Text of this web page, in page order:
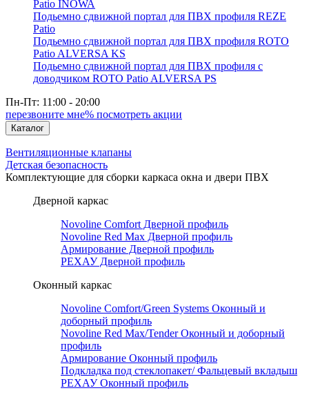
Patio INOWA
Подьемно сдвижной портал для ПВХ профиля REZE
Patio
Подьемно сдвижной портал для ПВХ профиля ROTO
Patio ALVERSA KS
Подьемно сдвижной портал для ПВХ профиля с
доводчиком ROTO Patio ALVERSA PS
Пн-Пт: 11:00 - 20:00
перезвоните мне% посмотреть акции
Каталог
Вентиляционные клапаны
Детская безопасность
Комплектующие для сборки каркаса окна и двери ПВХ
Дверной каркас
Novoline Comfort Дверной профиль
Novoline Red Мax Дверной профиль
Армирование Дверной профиль
РЕХАУ Дверной профиль
Оконный каркас
Novoline Comfort/Green Systems Оконный и
доборный профиль
Novoline Red Max/Tender Оконный и доборный
профиль
Армирование Оконный профиль
Подкладка под стеклопакет/ Фальцевый вкладыш
РЕХАУ Оконный профиль